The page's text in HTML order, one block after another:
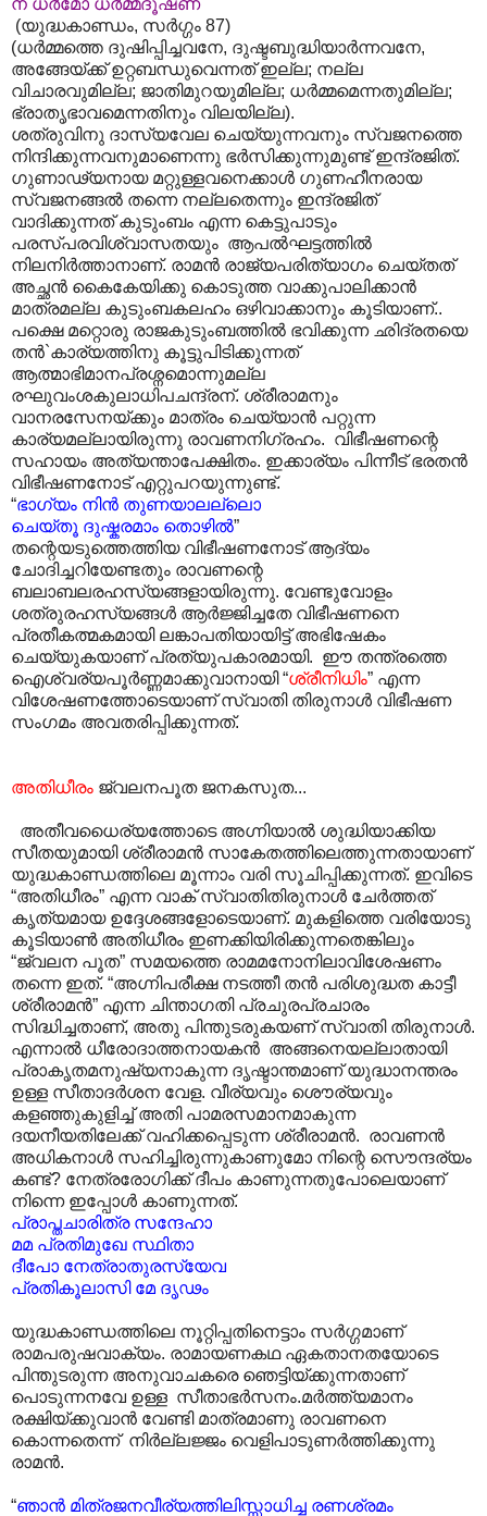
(യുദ്ധകാണ്ഡം, സർഗ്ഗം 87)
(ധർമ്മത്തെ ദുഷിപ്പിച്ചവനേ, ദുഷ്ടബുദ്ധിയാർന്നവനേ,
അങ്ങേയ്ക്ക് ഉറ്റബന്ധുവെന്നത് ഇല്ല; നല്ല
വിചാരവുമില്ല; ജാതിമുറയുമില്ല; ധർമ്മമെന്നതുമില്ല;
ഭ്രാതൃഭാവമെന്നതിനും വിലയില്ല).
ശത്രുവിനു ദാസ്യവേല ചെയ്യുന്നവനും സ്വജനത്തെ
നിന്ദിക്കുന്നവനുമാണെന്നു ഭർസിക്കുന്നുമുണ്ട് ഇന്ദ്രജിത്.
ഗുണാഢ്യനായ മറ്റുള്ളവനെക്കാൾ ഗുണഹീനരായ
സ്വജനങ്ങൽ തന്നെ നല്ലതെന്നും ഇന്ദ്രജിത്
വാദിക്കുന്നത് കുടുംബം എന്ന കെട്ടുപാടും
പരസ്പരവിശ്വാസതയും ആപൽഘട്ടത്തിൽ
നിലനിർത്താനാണ്. രാമൻ രാജ്യപരിത്യാഗം ചെയ്തത്
അച്ഛൻ കൈകേയിക്കു കൊടുത്ത വാക്കുപാലിക്കാൻ
മാത്രമല്ല കുടുംബകലഹം ഒഴിവാക്കാനും കൂടിയാണ്..
പക്ഷെ മറ്റൊരു രാജകുടുംബത്തിൽ ഭവിക്കുന്ന ഛിദ്രതയെ
തൻ`കാര്യത്തിനു കൂട്ടുപിടിക്കുന്നത്
ആത്മാഭിമാനപ്രശ്നമൊന്നുമല്ല
രഘുവംശകുലാധിപചന്ദ്രന്. ശ്രീരാമനും
വാനരസേനയ്ക്കും മാത്രം ചെയ്യാൻ പറ്റുന്ന
കാര്യമല്ലായിരുന്നു രാവണനിഗ്രഹം. വിഭീഷണന്റെ
സഹായം അത്യന്താപേക്ഷിതം. ഇക്കാര്യം പിന്നീട് ഭരതൻ
വിഭീഷണനോട് എറ്റുപറയുന്നുണ്ട്.
“ഭാഗ്യം നിൻ തുണയാലല്ലൊ
ചെയ്തൂ ദുഷ്കരമാം തൊഴിൽ”
തന്റെയടുത്തെത്തിയ വിഭീഷണനോട് ആദ്യം
ചോദിച്ചറിയേണ്ടതും രാവണന്റെ
ബലാബലരഹസ്യങ്ങളായിരുന്നു. വേണ്ടുവോളം
ശത്രുരഹസ്യങ്ങൾ ആർജ്ജിച്ചതേ വിഭീഷണനെ
പ്രതീകത്മകമായി ലങ്കാപതിയായിട്ട് അഭിഷേകം
ചെയ്യുകയാണ് പ്രത്യുപകാരമായി. ഈ തന്ത്രത്തെ
ഐശ്വര്യപൂർണ്ണമാക്കുവാനായി “ശ്രീനിധിം” എന്ന
വിശേഷണത്തോടെയാണ് സ്വാതി തിരുനാൾ വിഭീഷണ
സംഗമം അവതരിപ്പിക്കുന്നത്.
അതിധീരം ജ്വലനപൂത ജനകസുത...
അതീവധൈര്യത്തോടെ അഗ്നിയാൽ ശുദ്ധിയാക്കിയ
സീതയുമായി ശ്രീരാമൻ സാകേതത്തിലെത്തുന്നതായാണ്
യുദ്ധകാണ്ഡത്തിലെ മൂന്നാം വരി സൂചിപ്പിക്കുന്നത്. ഇവിടെ
“അതിധീരം” എന്ന വാക് സ്വാതിതിരുനാൾ ചേർത്തത്
കൃത്യമായ ഉദ്ദേശങ്ങളോടെയാണ്. മുകളിത്തെ വരിയോടു
കൂടിയാൺ അതിധീരം ഇണക്കിയിരിക്കുന്നതെങ്കിലും
“ജ്വലന പൂത” സമയത്തെ രാമമനോനിലാവിശേഷണം
തന്നെ ഇത്. “അഗ്നിപരീക്ഷ നടത്തീ തൻ പരിശുദ്ധത കാട്ടീ
ശ്രീരാമൻ” എന്ന ചിന്താഗതി പ്രചുരപ്രചാരം
സിദ്ധിച്ചതാണ്, അതു പിന്തുടരുകയണ് സ്വാതി തിരുനാൾ.
എന്നാൽ ധീരോദാത്തനായകൻ അങ്ങനെയല്ലാതായി
പ്രാകൃതമനുഷ്യനാകുന്ന ദൃഷ്ടാന്തമാണ് യുദ്ധാനന്തരം
ഉള്ള സീതാദർശന വേള. വീര്യവും ശൌര്യവും
കളഞ്ഞുകുളിച്ച് അതി പാമരസമാനമാകുന്ന
ദയനീയതിലേക്ക് വഹിക്കപ്പെടുന്ന ശ്രീരാമൻ. രാവണൻ
അധികനാൾ സഹിച്ചിരുന്നുകാണുമോ നിന്റെ സൌന്ദര്യം
കണ്ട്? നേത്രരോഗിക്ക് ദീപം കാണുന്നതുപോലെയാണ്
നിന്നെ ഇപ്പോൾ കാണുന്നത്.
പ്രാപ്തചാരിത്ര സന്ദേഹാ
മമ പ്രതിമുഖേ സ്ഥിതാ
ദീപോ നേത്രാതുരസ്യേവ
പ്രതികൂലാസി മേ ദൃഢം
യുദ്ധകാണ്ഡത്തിലെ നൂറ്റിപ്പതിനെട്ടാം സർഗ്ഗമാണ്
രാമപരുഷവാക്യം. രാമായണകഥ ഏകതാനതയോടെ
പിന്തുടരുന്ന അനുവാചകരെ ഞെട്ടിയ്ക്കുന്നതാണ്
പൊടുന്നനവേ ഉള്ള സീതാഭർസനം.മർത്ത്യമാനം
രക്ഷിയ്ക്കുവാൻ വേണ്ടി മാത്രമാണു രാവണനെ
കൊന്നതെന്ന്‌ നിർല്ലജ്ജം വെളിപാടുണർത്തിക്കുന്നു
രാമൻ.
“ഞാൻ മിത്രജനവീര്യത്തിലിസ്സാധിച്ച രണശ്രമം